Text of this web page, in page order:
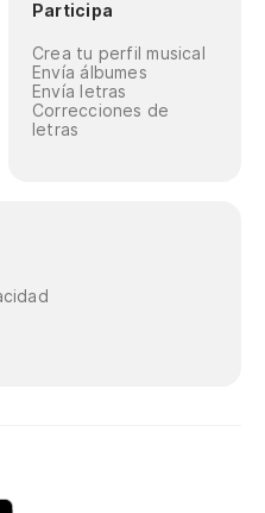
Participa
Crea tu perfil musical
Envía álbumes
Envía letras
Correcciones de
letras